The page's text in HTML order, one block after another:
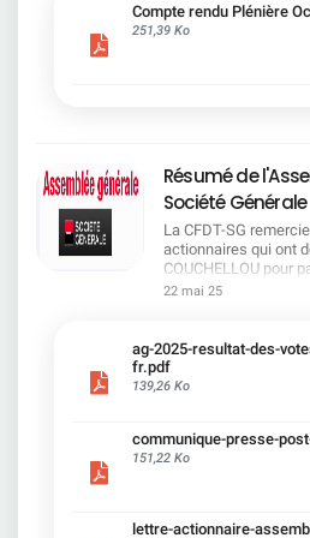
cadre du dialogue social.Bonne lecture !
Compte rendu Plénière
251,39 Ko
Résumé de
Société Générale
La CFDT-SG
actionnaires qui ont
COUCHELLOU pour
voix.L'assemblée
souligné la forte
facteurs financiers et
encourageant.Le
solide. Etre une
une banque efficace.
22 mai 25
ag-2025-resultat-des-
fr.pdf
139,26 Ko
communique-presse-
151,22 Ko
lettre-actionnaire-